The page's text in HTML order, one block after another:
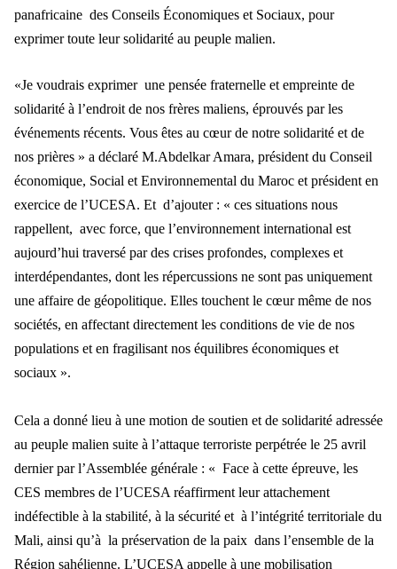
panafricaine des Conseils Économiques et Sociaux, pour
exprimer toute leur solidarité au peuple malien.
«Je voudrais exprimer une pensée fraternelle et empreinte de
solidarité à l’endroit de nos frères maliens, éprouvés par les
événements récents. Vous êtes au cœur de notre solidarité et de
nos prières » a déclaré M.Abdelkar Amara, président du Conseil
économique, Social et Environnemental du Maroc et président en
exercice de l’UCESA. Et d’ajouter : « ces situations nous
rappellent, avec force, que l’environnement international est
aujourd’hui traversé par des crises profondes, complexes et
interdépendantes, dont les répercussions ne sont pas uniquement
une affaire de géopolitique. Elles touchent le cœur même de nos
sociétés, en affectant directement les conditions de vie de nos
populations et en fragilisant nos équilibres économiques et
sociaux ».
Cela a donné lieu à une motion de soutien et de solidarité adressée
au peuple malien suite à l’attaque terroriste perpétrée le 25 avril
dernier par l’Assemblée générale : « Face à cette épreuve, les
CES membres de l’UCESA réaffirment leur attachement
indéfectible à la stabilité, à la sécurité et à l’intégrité territoriale du
Mali, ainsi qu’à la préservation de la paix dans l’ensemble de la
Région sahélienne. L’UCESA appelle à une mobilisation